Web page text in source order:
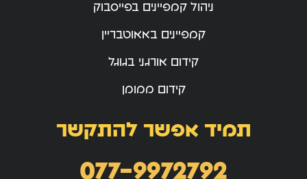
ניהול קמפיינים בפייסבוק
קמפיינים באאוטבריין
קידום אורגני בגוגל
קידום ממומן
תמיד אפשר להתקשר
077-9972792